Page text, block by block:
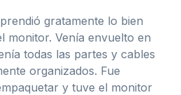
gratamente lo bien
monitor. Venía envuelto en
todas las partes y cables
organizados. Fue
y tuve el monitor